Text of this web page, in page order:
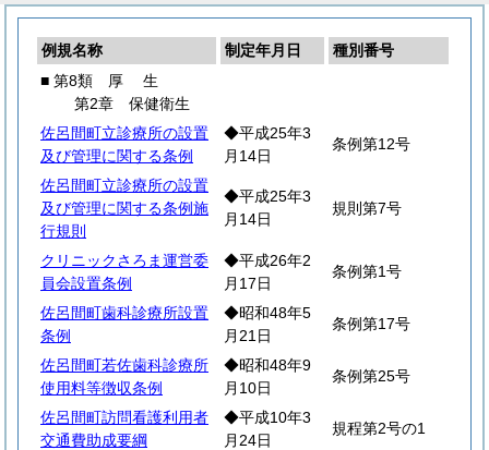
例規名称 制定年月日
種別番号
■ 第8類 厚 生
第2章 保健衛生
佐呂間町立診療所の設置
及び管理に関する条例
◆平成25年3
月14日
条例第12号
佐呂間町立診療所の設置
及び管理に関する条例施
行規則
◆平成25年3
月14日
規則第7号
クリニックさろま運営委
員会設置条例
◆平成26年2
月17日
条例第1号
佐呂間町歯科診療所設置
条例
◆昭和48年5
月21日
条例第17号
佐呂間町若佐歯科診療所
使用料等徴収条例
◆昭和48年9
月10日
条例第25号
佐呂間町訪問看護利用者
交通費助成要綱
◆平成10年3
月24日
規程第2号の1